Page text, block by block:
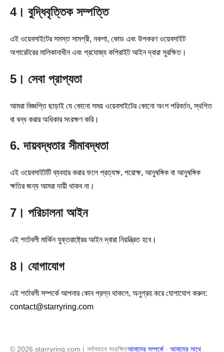
4। বুদ্ধিবৃত্তিক সম্পত্তি
এই ওয়েবসাইটের সমস্ত সামগ্রী, নকশা, কোড এবং উপকরণ ওয়েবসাইট
অপারেটরের মালিকানাধীন এবং প্রযোজ্য কপিরাইট আইন দ্বারা সুরক্ষিত।
5। সেবা প্রাপ্যতা
আমরা বিজ্ঞপ্তি ছাড়াই যে কোনো সময় ওয়েবসাইটের কোনো অংশ পরিবর্তন, স্থগিত
বা বন্ধ করার অধিকার সংরক্ষণ করি।
6. দায়বদ্ধতার সীমাবদ্ধতা
এই ওয়েবসাইটটি ব্যবহার করার ফলে প্রত্যক্ষ, পরোক্ষ, আনুষঙ্গিক বা আনুষঙ্গিক
ক্ষতির জন্য আমরা দায়ী থাকব না।
7। পরিচালনা আইন
এই শর্তাবলী মার্কিন যুক্তরাষ্ট্রের আইন দ্বারা নিয়ন্ত্রিত হবে।
8। যোগাযোগ
এই শর্তাবলী সম্পর্কে আপনার কোন প্রশ্ন থাকলে, অনুগ্রহ করে যোগাযোগ করুন:
contact@starryring.com
© 2026 starryring.com। সর্বস্বত্ব সংরক্ষিতআমাদের সম্পর্কে· আমাদের সাথে